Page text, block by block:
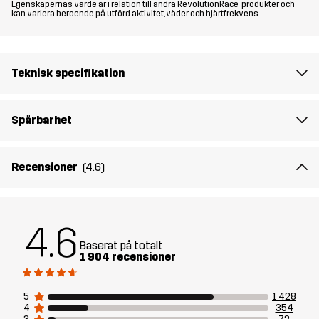
Passform REGULAR FIT
Membran
Andningsförmåga: 10 000 g/m²/24h
Vikt 665g i storlek M
Egenskapernas värde är i relation till andra RevolutionRace-produkter och
kan variera beroende på utförd aktivitet, väder och hjärtfrekvens.
Teknisk specifikation
Spårbarhet
Recensioner (4.6)
4.6 Baserat på totalt
1 904 recensioner
5
1 428
4
354